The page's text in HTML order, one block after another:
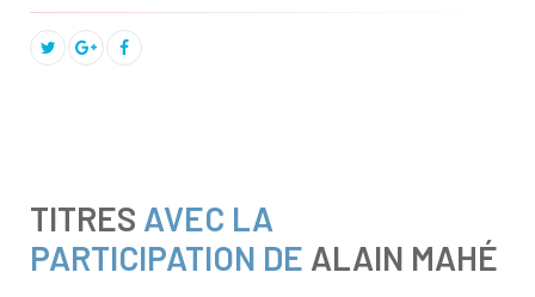
TITRES AVEC LA
PARTICIPATION DE ALAIN MAHÉ